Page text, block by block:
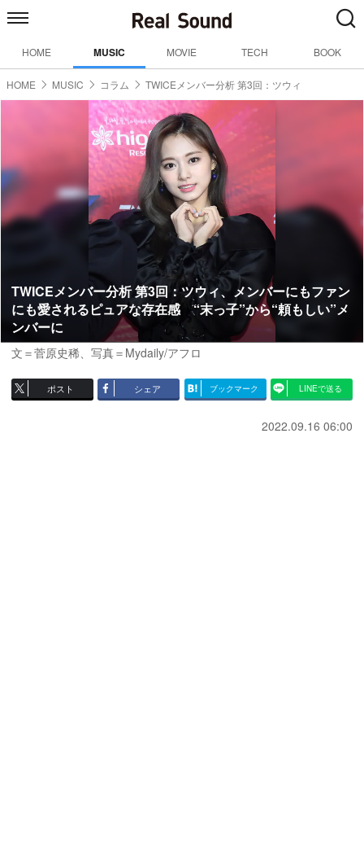
HOME MUSIC MOVIE TECH BOOK
HOME MUSIC コラム TWICEメンバー分析 第3回：ツウィ
TWICEメンバー分析 第3回：ツウィ、メンバーにもファン
にも愛されるピュアな存在感 “末っ子”から“頼もしい”メ
ンバーに
文＝菅原史稀、写真＝Mydaily/アフロ
ポスト シェア ブックマーク LINEで送る
2022.09.16 06:00